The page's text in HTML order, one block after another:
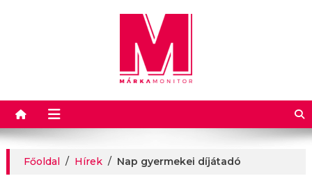
Márkamonitor
Főoldal / Hírek / Nap gyermekei díjátadó